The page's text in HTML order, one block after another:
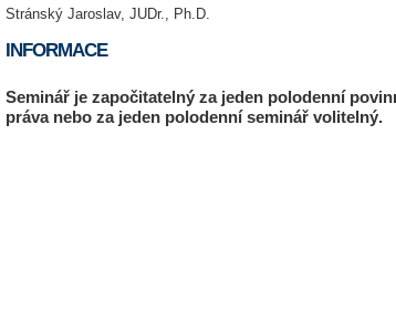
Stránský Jaroslav, JUDr., Ph.D.
INFORMACE
Seminář je započitatelný za jeden polodenní
práva nebo za jeden polodenní seminář volitelný.